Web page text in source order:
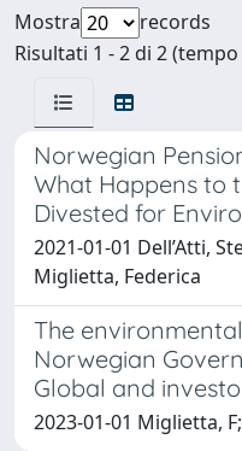
Mostra
records
Risultati 1 - 2 di 2
Norwegian
What Happens to
Divested for
2021-01-01 Dell’Atti,
Miglietta, Federica
The
Norwegian
Global and
2023-01-01 Miglietta,